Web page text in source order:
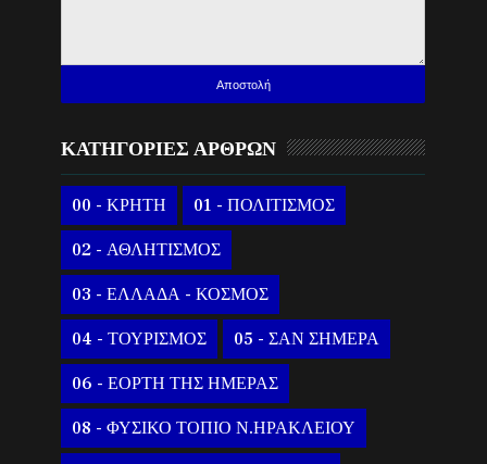
ΚΑΤΗΓΟΡΙΕΣ ΑΡΘΡΩΝ
00 - ΚΡΗΤΗ 01 - ΠΟΛΙΤΙΣΜΟΣ
02 - ΑΘΛΗΤΙΣΜΟΣ
03 - ΕΛΛΑΔΑ - ΚΟΣΜΟΣ
04 - ΤΟΥΡΙΣΜΟΣ 05 - ΣΑΝ ΣΗΜΕΡΑ
06 - ΕΟΡΤΗ ΤΗΣ ΗΜΕΡΑΣ
08 - ΦΥΣΙΚΟ ΤΟΠΙΟ Ν.ΗΡΑΚΛΕΙΟΥ